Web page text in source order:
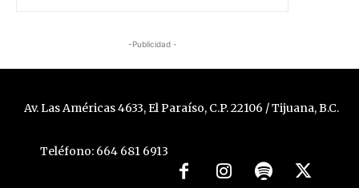
-Publicidad -
Av. Las Américas 4633, El Paraíso, C.P. 22106 / Tijuana, B.C.
Teléfono: 664 681 6913